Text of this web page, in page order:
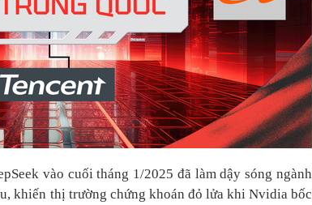
vào cuối tháng 1/2025 đã làm dậy sóng ngành
khiến thị trường chứng khoán đỏ lửa khi Nvidia bốc